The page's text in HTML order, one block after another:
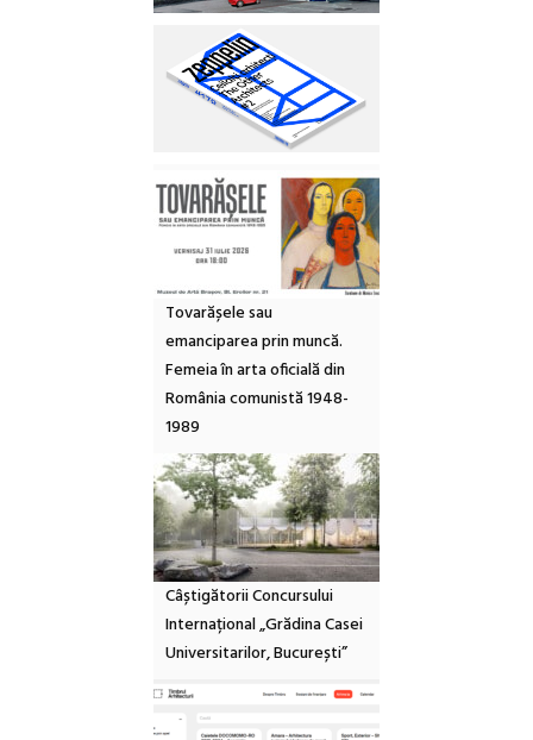
Tovarășele sau
emanciparea prin muncă.
Femeia în arta oficială din
România comunistă 1948-
1989
Câștigătorii Concursului
Internațional „Grădina Casei
Universitarilor, București”